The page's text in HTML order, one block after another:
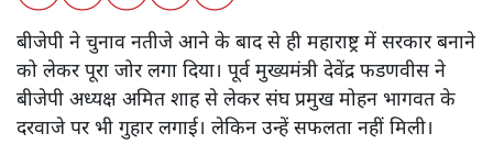
बीजेपी ने चुनाव नतीजे आने के बाद से ही महाराष्ट्र में सरकार बनाने
को लेकर पूरा जोर लगा दिया। पूर्व मुख्यमंत्री देवेंद्र फडणवीस ने
बीजेपी अध्यक्ष अमित शाह से लेकर संघ प्रमुख मोहन भागवत के
दरवाजे पर भी गुहार लगाई। लेकिन उन्हें सफलता नहीं मिली।